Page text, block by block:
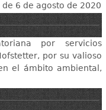
6 de agosto de 2020
por servicios
por su valioso
el ámbito ambiental,